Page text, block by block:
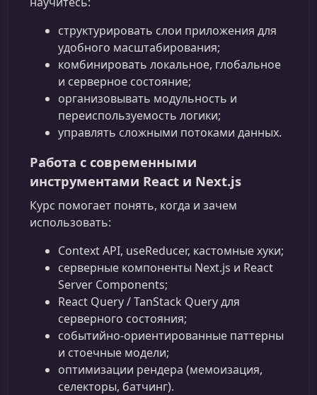
структурировать слои приложения для
удобного масштабирования;
комбинировать локальное, глобальное
и серверное состояние;
организовывать модульность и
переиспользуемость логики;
управлять сложными потоками данных.
Работа с современными
инструментами React и Next.js
Курс помогает понять, когда и зачем
использовать:
Context API, useReducer, кастомные хуки;
серверные компоненты Next.js и React
Server Components;
React Query / TanStack Query для
серверного состояния;
событийно‑ориентированные паттерны
и стоечные модели;
оптимизации рендера (мемоизация,
селекторы, батчинг).